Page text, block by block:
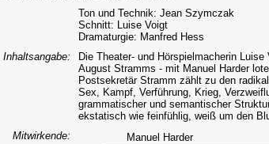
Ton und Technik: Jean Szymczak
Schnitt: Luise Voigt
Dramaturgie: Manfred Hess
Inhaltsangabe:
Die Theater- und Hörspielmacherin
August Stramms - mit Manuel Harder
Postsekretär Stramm zählt zu den
Sex, Kampf, Verführung, Krieg,
grammatischer und semantischer
ekstatisch wie feinfühlig, weiß um den
Mitwirkende:
Manuel Harder